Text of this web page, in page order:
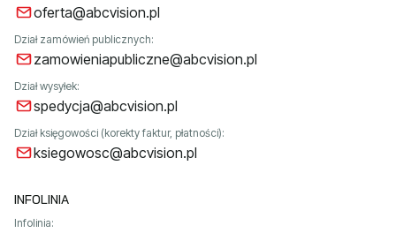
oferta@abcvision.pl
Dział zamówień publicznych:
zamowieniapubliczne@abcvision.pl
Dział wysyłek:
spedycja@abcvision.pl
Dział księgowości (korekty faktur, płatności):
ksiegowosc@abcvision.pl
INFOLINIA
Infolinia: